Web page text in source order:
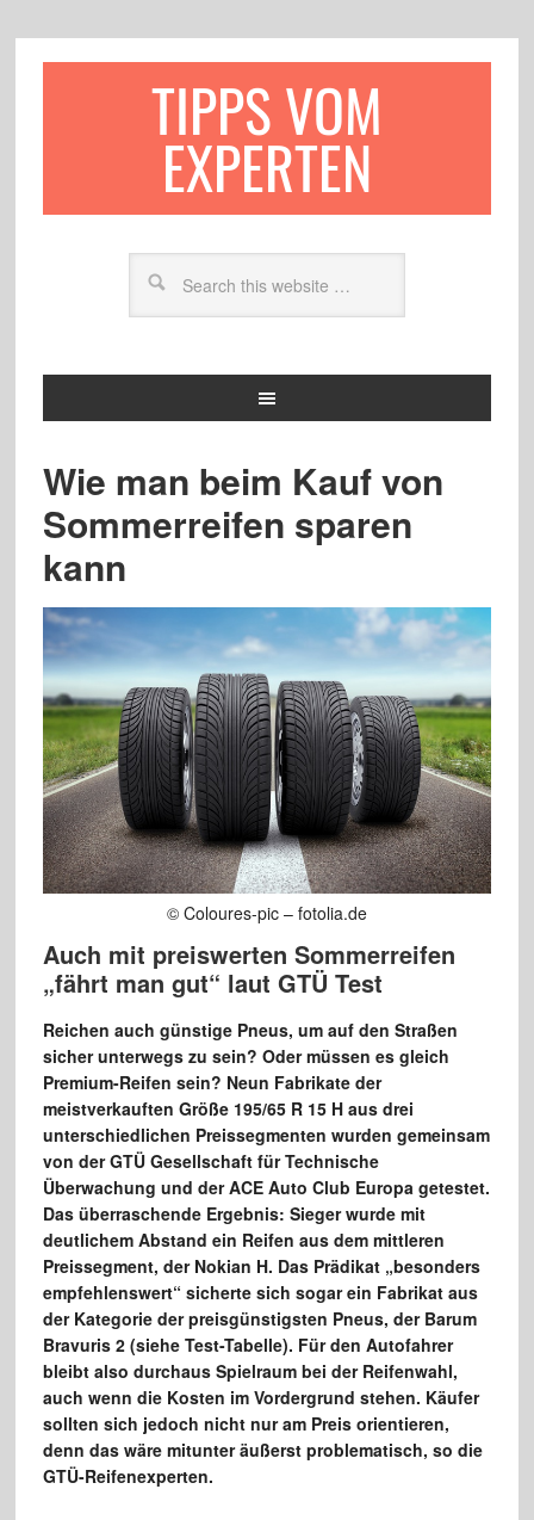
TIPPS VOM
EXPERTEN
Wie man beim Kauf von
Sommerreifen sparen
kann
© Coloures-pic – fotolia.de
Auch mit preiswerten Sommerreifen
„fährt man gut“ laut GTÜ Test
Reichen auch günstige Pneus, um auf den Straßen
sicher unterwegs zu sein? Oder müssen es gleich
Premium-Reifen sein? Neun Fabrikate der
meistverkauften Größe 195/65 R 15 H aus drei
unterschiedlichen Preissegmenten wurden gemeinsam
von der GTÜ Gesellschaft für Technische
Überwachung und der ACE Auto Club Europa getestet.
Das überraschende Ergebnis: Sieger wurde mit
deutlichem Abstand ein Reifen aus dem mittleren
Preissegment, der Nokian H. Das Prädikat „besonders
empfehlenswert“ sicherte sich sogar ein Fabrikat aus
der Kategorie der preisgünstigsten Pneus, der Barum
Bravuris 2 (siehe Test-Tabelle). Für den Autofahrer
bleibt also durchaus Spielraum bei der Reifenwahl,
auch wenn die Kosten im Vordergrund stehen. Käufer
sollten sich jedoch nicht nur am Preis orientieren,
denn das wäre mitunter äußerst problematisch, so die
GTÜ-Reifenexperten.